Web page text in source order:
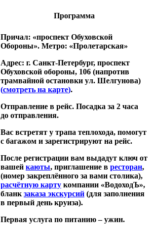
Программа
Причал: «проспект Обуховской
Обороны». Метро: «Пролетарская»
Адрес: г. Санкт-Петербург, проспект
Обуховской обороны, 106 (напротив
трамвайной остановки ул. Шелгунова)
(смотреть на карте).
Отправление в рейс. Посадка за 2 часа
до отправления.
Вас встретят у трапа теплохода, помогут
с багажом и зарегистрируют на рейс.
После регистрации вам выдадут ключ от
вашей каюты, приглашение в ресторан,
(номер закреплённого за вами столика),
расчётную карту компании «ВодоходЪ»,
бланк заказа экскурсий (для заполнения
в первый день круиза).
Первая услуга по питанию – ужин.